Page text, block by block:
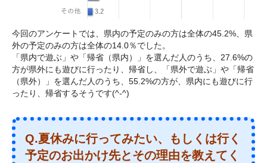
今回のアンケートでは、県内の予定のみの方は全体の45.2%、県
外の予定のみの方は全体の14.0％でした。
「県内で遊ぶ」や「帰省（県内）」を選んだ人のうち、27.6%の
方が県外にも遊びに行ったり、帰省し、「県外で遊ぶ」や「帰省
（県外）」を選んだ人のうち、55.2%の方が、県内にも遊びに行
ったり、帰省するそうです(^-^)
Q.夏休みに行ってみたい、もしくは行く
予定のお出かけ先とその理由を教えてく